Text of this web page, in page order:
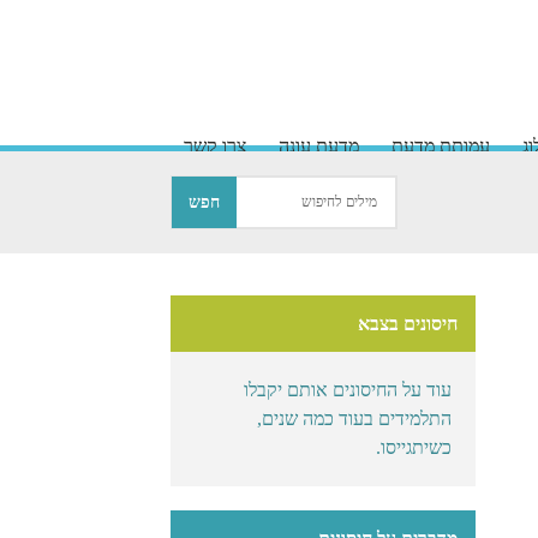
עמותת מדעת מדעת עונה צרו קשר
חיסונים בצבא
עוד על החיסונים אותם יקבלו
התלמידים בעוד כמה שנים,
כשיתגייסו.